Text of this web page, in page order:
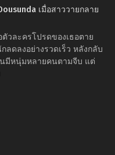
เมื่อสาววายกลาย
วละครโปรดของเธอตาย
ลดลงอย่างรวดเร็ว หลังกลับ
นมีหนุ่มหลายคนตามจีบ แต่